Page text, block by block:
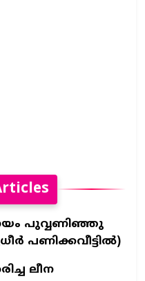
പുവ്വണിഞ്ഞു
പണിക്കവീട്ടിൽ)
ലീന